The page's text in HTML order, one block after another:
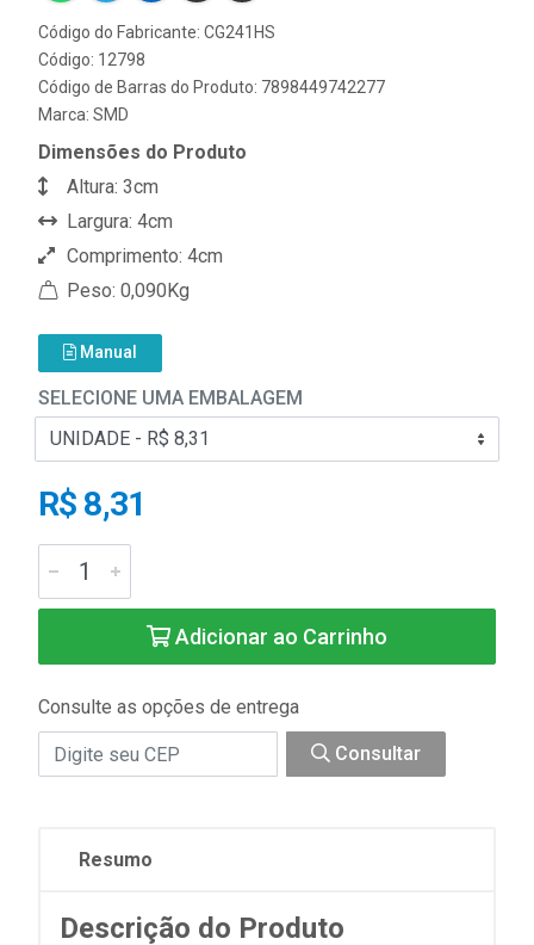
Código do Fabricante: CG241HS
Código: 12798
Código de Barras do Produto: 7898449742277
Marca: SMD
Dimensões do Produto
Altura: 3cm
Largura: 4cm
Comprimento: 4cm
Peso: 0,090Kg
Manual
SELECIONE UMA EMBALAGEM
R$ 8,31
Adicionar ao Carrinho
Consulte as opções de entrega
Consultar
Resumo
Descrição do Produto